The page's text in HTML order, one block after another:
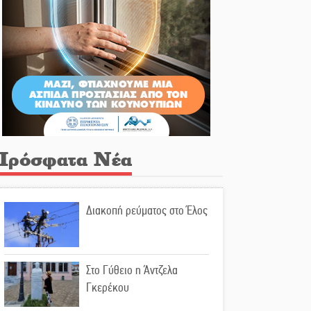
Νέα
Διακοπή ρεύματος στο Έλος
Στο Γύθειο η Άντζελα
Γκερέκου